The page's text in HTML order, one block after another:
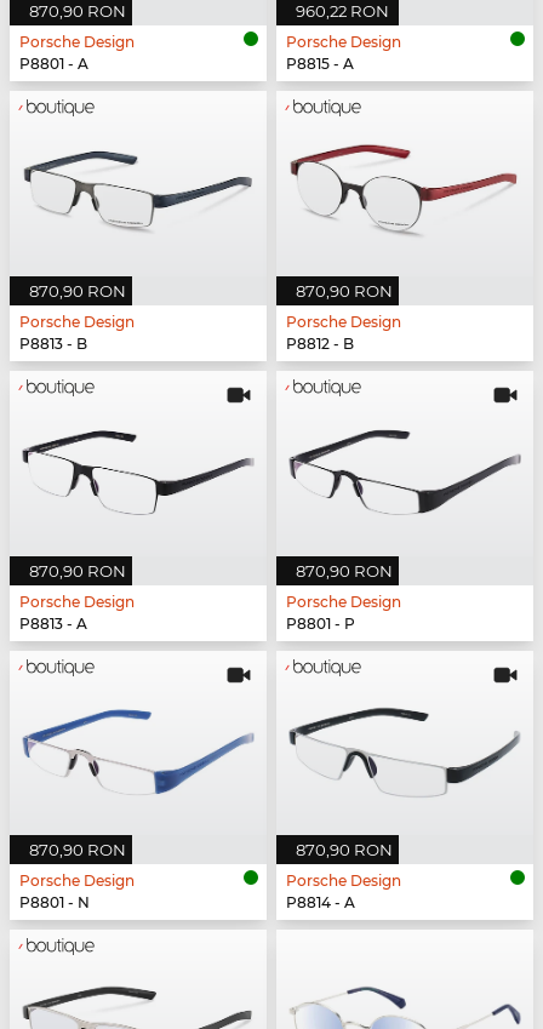
870,90 RON
Porsche Design
P8801 - A
960,22 RON
Porsche Design
P8815 - A
870,90 RON
Porsche Design
P8813 - B
870,90 RON
Porsche Design
P8812 - B
870,90 RON
Porsche Design
P8813 - A
870,90 RON
Porsche Design
P8801 - P
870,90 RON
Porsche Design
P8801 - N
870,90 RON
Porsche Design
P8814 - A